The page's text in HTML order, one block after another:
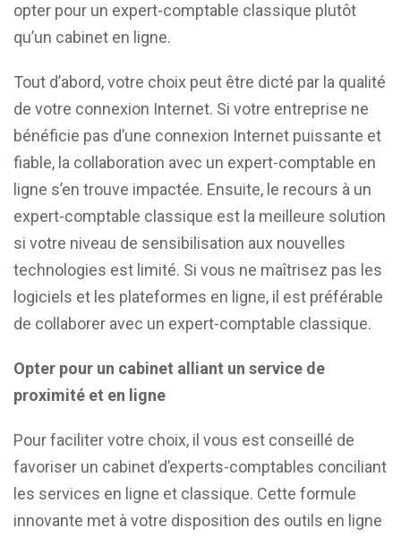
opter pour un expert-comptable classique plutôt
qu’un cabinet en ligne.
Tout d’abord, votre choix peut être dicté par la qualité
de votre connexion Internet. Si votre entreprise ne
bénéficie pas d’une connexion Internet puissante et
fiable, la collaboration avec un expert-comptable en
ligne s’en trouve impactée. Ensuite, le recours à un
expert-comptable classique est la meilleure solution
si votre niveau de sensibilisation aux nouvelles
technologies est limité. Si vous ne maîtrisez pas les
logiciels et les plateformes en ligne, il est préférable
de collaborer avec un expert-comptable classique.
Opter pour un cabinet alliant un service de
proximité et en ligne
Pour faciliter votre choix, il vous est conseillé de
favoriser un cabinet d’experts-comptables conciliant
les services en ligne et classique. Cette formule
innovante met à votre disposition des outils en ligne